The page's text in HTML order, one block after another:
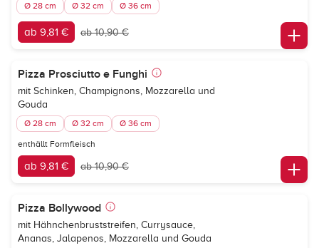
Ø 28 cm Ø 32 cm Ø 36 cm
ab 9,81 € ab 10,90 €
Pizza Prosciutto e Funghi
mit Schinken, Champignons, Mozzarella und
Gouda
Ø 28 cm Ø 32 cm Ø 36 cm
enthällt Formfleisch
ab 9,81 € ab 10,90 €
Pizza Bollywood
mit Hähnchenbruststreifen, Currysauce,
Ananas, Jalapenos, Mozzarella und Gouda